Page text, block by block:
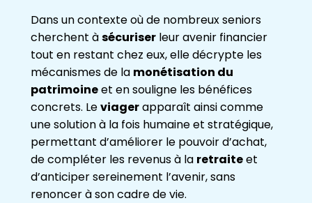
Dans un contexte où de nombreux seniors
cherchent àsécuriser leur avenir financier
tout en restant chez eux, elle décrypte les
mécanismes de la monétisation du
patrimoineet en souligne les bénéfices
concrets. Leviagerapparaît ainsi comme
une solution à la fois humaine et stratégique,
permettant d’améliorer le pouvoir d’achat,
de compléter les revenus à la retraiteet
d’anticiper sereinement l’avenir, sans
renoncer à son cadre de vie.